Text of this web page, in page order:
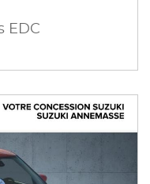
EDC